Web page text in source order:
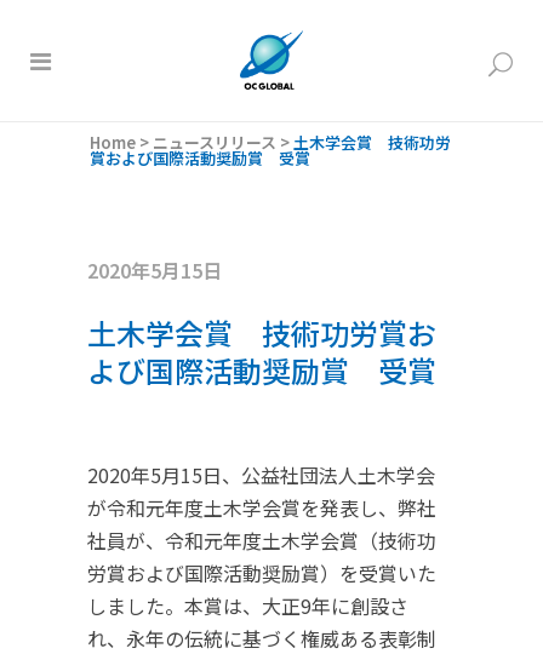
Home > ニュースリリース >土木学会賞 技術功労
賞および国際活動奨励賞 受賞
2020年5月15日
土木学会賞 技術功労賞お
よび国際活動奨励賞 受賞
2020年5月15日、公益社団法人土木学会
が令和元年度土木学会賞を発表し、弊社
社員が、令和元年度土木学会賞（技術功
労賞および国際活動奨励賞）を受賞いた
しました。本賞は、大正9年に創設さ
れ、永年の伝統に基づく権威ある表彰制